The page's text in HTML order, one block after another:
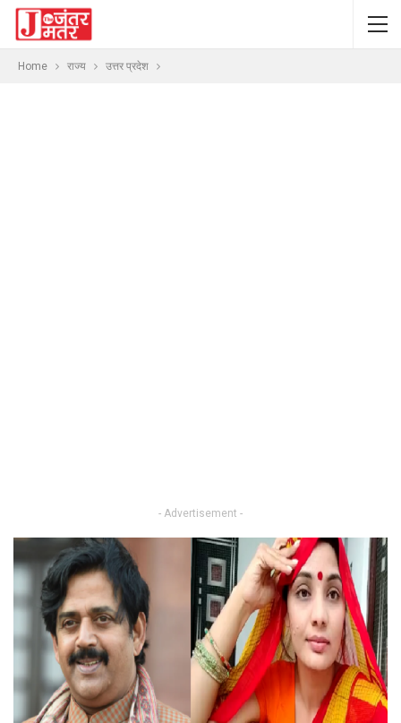
Home राज्य उत्तर प्रदेश
- Advertisement -